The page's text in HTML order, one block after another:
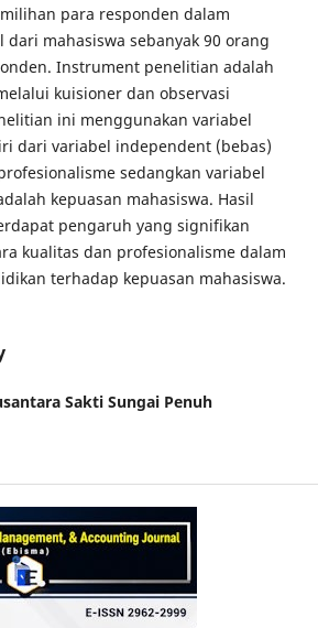
para responden dalam
mahasiswa sebanyak 90 orang
Instrument penelitian adalah
kuisioner dan observasi
ini menggunakan variabel
dari variabel independent (bebas)
sedangkan variabel
kepuasan mahasiswa. Hasil
pengaruh yang signifikan
kualitas dan profesionalisme dalam
terhadap kepuasan mahasiswa.
Sakti Sungai Penuh